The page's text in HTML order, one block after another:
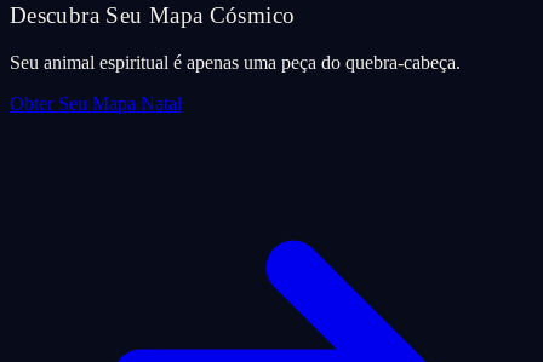
Descubra Seu Mapa Cósmico
Seu animal espiritual é apenas uma peça do quebra-cabeça.
Obter Seu Mapa Natal